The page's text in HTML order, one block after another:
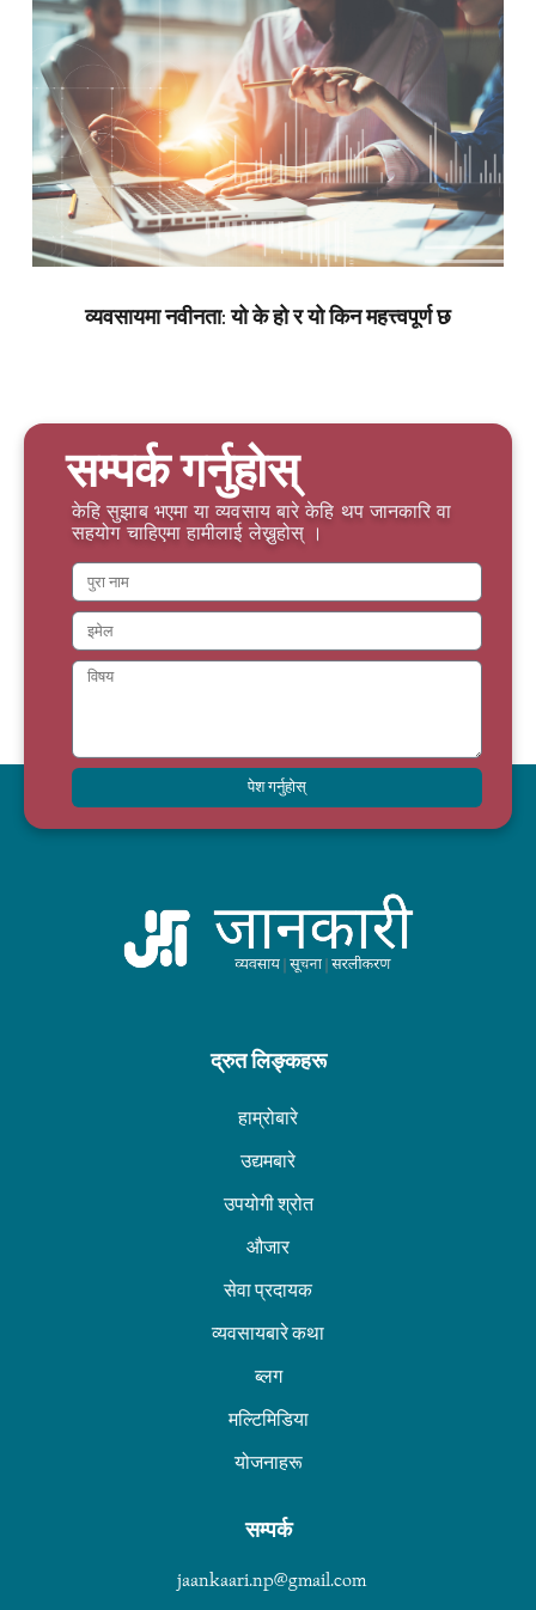
व्यवसायमा नवीनता: यो के हो र यो किन महत्त्वपूर्ण छ
सम्पर्क गर्नुहोस्
केहि सुझाब भएमा या व्यवसाय बारे केहि थप जानकारि वा
सहयोग चाहिएमा हामीलाई लेख्नुहोस् ।
पेश गर्नुहोस्
द्रुत लिङ्कहरू
हाम्रोबारे
उद्यमबारे
उपयोगी श्रोत
औजार
सेवा प्रदायक
व्यवसायबारे कथा
ब्लग
मल्टिमिडिया
योजनाहरू
सम्पर्क
jaankaari.np@gmail.com